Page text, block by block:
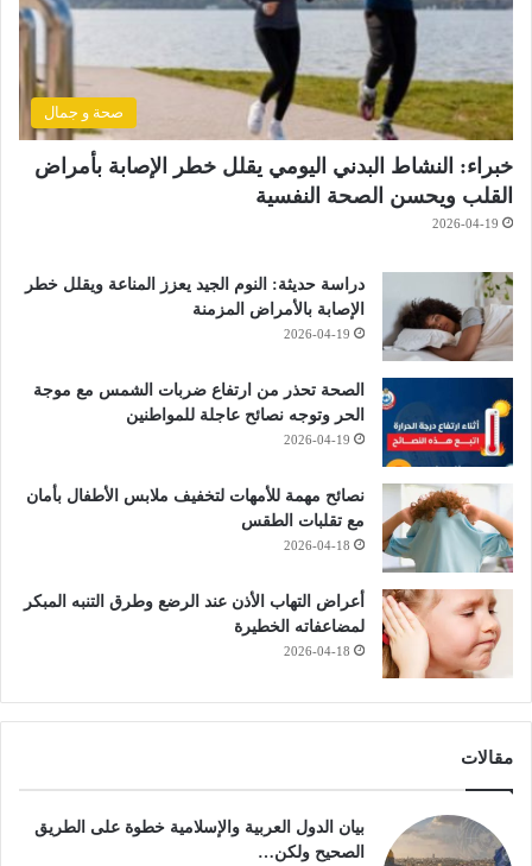
صحة و جمال
خبراء: النشاط البدني اليومي يقلل خطر الإصابة بأمراض
القلب ويحسن الصحة النفسية
2026-04-19
دراسة حديثة: النوم الجيد يعزز المناعة ويقلل خطر
الإصابة بالأمراض المزمنة
2026-04-19
الصحة تحذر من ارتفاع ضربات الشمس مع موجة
الحر وتوجه نصائح عاجلة للمواطنين
2026-04-19
نصائح مهمة للأمهات لتخفيف ملابس الأطفال بأمان
مع تقلبات الطقس
2026-04-18
أعراض التهاب الأذن عند الرضع وطرق التنبه المبكر
لمضاعفاته الخطيرة
2026-04-18
مقالات
بيان الدول العربية والإسلامية خطوة على الطريق
الصحيح ولكن…